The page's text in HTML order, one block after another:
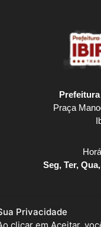
Praça
Seg, Ter,
Privacidade